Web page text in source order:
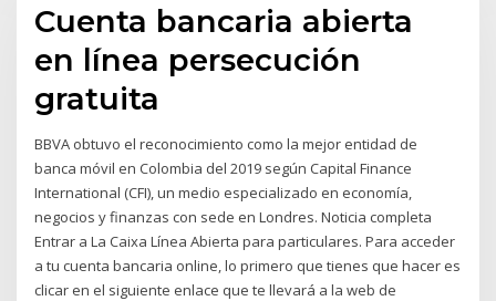
Cuenta bancaria abierta
en línea persecución
gratuita
BBVA obtuvo el reconocimiento como la mejor entidad de
banca móvil en Colombia del 2019 según Capital Finance
International (CFI), un medio especializado en economía,
negocios y finanzas con sede en Londres. Noticia completa
Entrar a La Caixa Línea Abierta para particulares. Para acceder
a tu cuenta bancaria online, lo primero que tienes que hacer es
clicar en el siguiente enlace que te llevará a la web de